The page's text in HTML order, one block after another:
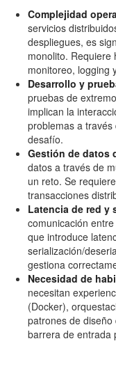
Complejidad
servicios
despliegues, es
monolito. Requiere
monitoreo, logging
Desarrollo y
pruebas de
implican la
problemas a
desafío.
Gestión de datos
datos a través de
un reto. Se
transacciones
Latencia de red y
comunicación
que introduce
serialización/
gestiona
Necesidad de
necesitan
(Docker),
patrones de
barrera de entrada